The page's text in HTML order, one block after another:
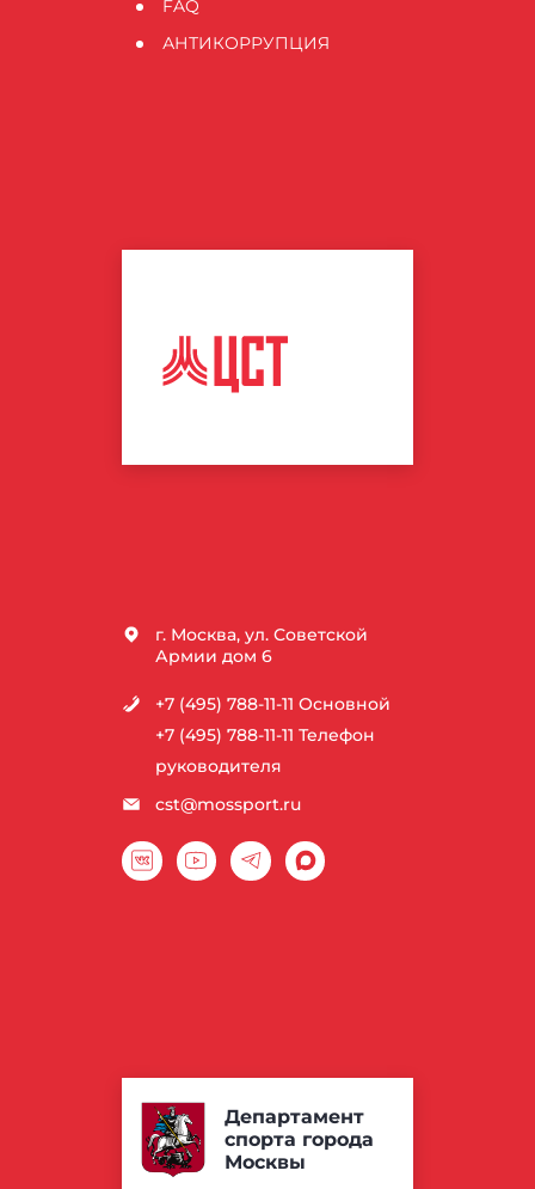
FAQ
АНТИКОРРУПЦИЯ
ЦЕНТР
г. Москва, ул. Советской
Армии дом 6
+7 (495) 788-11-11 Основной
+7 (495) 788-11-11 Телефон
руководителя
cst@mossport.ru
Департамент
спорта города
Москвы